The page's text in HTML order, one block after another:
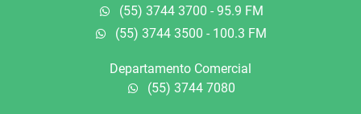
(55) 3744 3700 - 95.9 FM
(55) 3744 3500 - 100.3 FM
Departamento Comercial
(55) 3744 7080